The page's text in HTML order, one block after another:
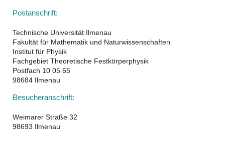
Postanschrift:
Technische Universität Ilmenau
Fakultät für Mathematik und Naturwissenschaften
Institut für Physik
Fachgebiet Theoretische Festkörperphysik
Postfach 10 05 65
98684 Ilmenau
Besucheranschrift:
Weimarer Straße 32
98693 Ilmenau